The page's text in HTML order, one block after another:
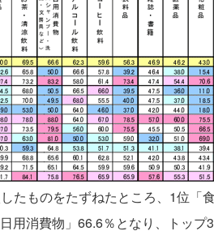
たものをたずねたところ、1位「
用消費物」66.6％となり、トップ